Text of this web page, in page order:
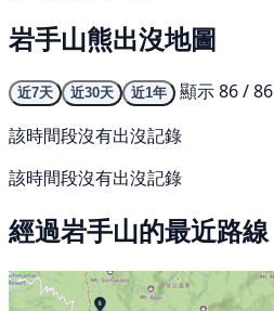
岩手山熊出沒地圖
近7天 近30天 近1年
顯示 86 / 86
該時間段沒有出沒記錄
該時間段沒有出沒記錄
經過岩手山的最近路線